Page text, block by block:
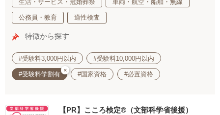
生活・サービス・冠婚葬祭 車両・航空・船舶・無線
公務員・教育 適性検査
特徴から探す
#受験料3,000円以内 #受験料10,000円以内
#受験料学割有
×
#国家資格 #必置資格
【PR】こころ検定®（文部科学省後援）